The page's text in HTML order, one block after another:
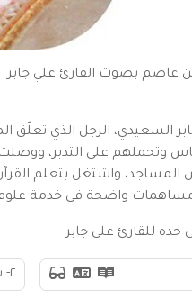
عاصم بصوت القارئ علي جابر
السعيدي، الرجل الذي تعلّق
المساجد، واشتغل بتعلم
مساهمات واضحة في خدمة
للقارئ علي جابر
٢- سورة البقرة